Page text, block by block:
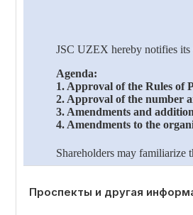
JSC UZEX hereby notifies its
Agenda:
1. Approval of the Rules of
2. Approval of the number
3. Amendments and
4. Amendments to the
Shareholders may familiarize
Проспекты и другая